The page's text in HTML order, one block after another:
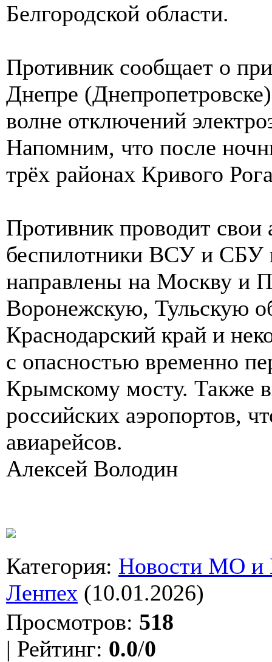
Белгородской области.
Противник сообщает о
Днепре
волне отключений
Напомним, что после
трёх районах Кривого
Противник проводит свои
беспилотники ВСУ и СБУ
направлены на Москву и
Воронежскую, Тульскую
Краснодарский край и
с опасностью временно
Крымскому мосту. Также
российских аэропортов,
авиарейсов.
Алексей Володин
Категория: Новости МО
Ленпех (10.01.2026)
Просмотров: 518
| Рейтинг: 0.0/0